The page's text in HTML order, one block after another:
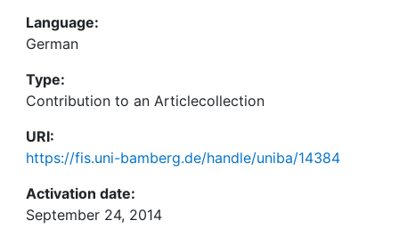
Language:
German
Type:
Contribution to an Articlecollection
URI:
https://fis.uni-bamberg.de/handle/uniba/14384
Activation date:
September 24, 2014